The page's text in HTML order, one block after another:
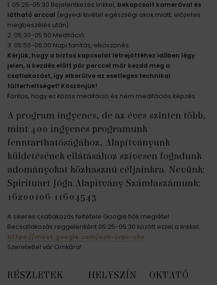
RÉSZLETEK HELYSZÍN OKTATÓ
1. 05:25-05:30 Bejelentkezés linkkel, bekapcsolt kamerával és
látható arccal (egyedi kivétel egészségi okok miatt, előzetes
megbeszélés után).
2. 05:30-05:50 Meditáció
3. 05:50-06:00 Napi tanítás, elköszönés
Kérjük, hogy a biztos kapcsolat létrejöttéhez időben légy
jelen, a kezdés előtt pár perccel már kezdd meg a
csatlakozást, így elkerülve az esetleges technikai
túlterheltséget! Köszönjük!
Fontos, hogy ez közös meditáció és nem meditációs képzés.
A program ingyenes, de az éves szinten több,
mint 400 ingyenes programunk
fenntarthatóságához, Alapítványunk
küldetésének ellátásához szívesen fogadunk
adományokat közhasznú céljainkra. Nevünk:
Spirituart Jóga Alapítvány Számlaszámunk:
16200106-11604543
A sikeres csatlakozás feltétele Google fiók megléte!
Becsatlakozás reggelenként 05:25-05:30 között ezzel a linkkel:
https://meet.google.com/ocb-jvpc-ctv
Szeretettel vár Omkāra!